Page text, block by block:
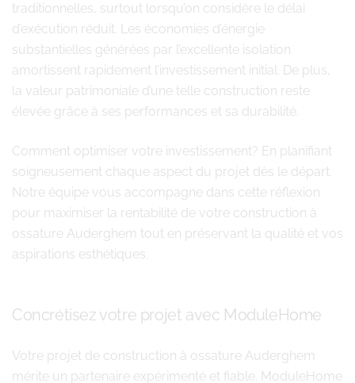
traditionnelles, surtout lorsqu’on considère le délai
d’exécution réduit. Les économies d’énergie
substantielles générées par l’excellente isolation
amortissent rapidement l’investissement initial. De plus,
la valeur patrimoniale d’une telle construction reste
élevée grâce à ses performances et sa durabilité.
Comment optimiser votre investissement? En planifiant
soigneusement chaque aspect du projet dès le départ.
Notre équipe vous accompagne dans cette réflexion
pour maximiser la rentabilité de votre construction à
ossature Auderghem tout en préservant la qualité et vos
aspirations esthétiques.
Concrétisez votre projet avec ModuleHome
Votre projet de construction à ossature Auderghem
mérite un partenaire expérimenté et fiable. ModuleHome